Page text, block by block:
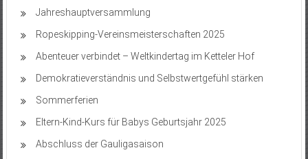
Jahreshauptversammlung
Ropeskipping-Vereinsmeisterschaften 2025
Abenteuer verbindet – Weltkindertag im Ketteler Hof
Demokratieverständnis und Selbstwertgefühl stärken
Sommerferien
Eltern-Kind-Kurs für Babys Geburtsjahr 2025
Abschluss der Gauligasaison